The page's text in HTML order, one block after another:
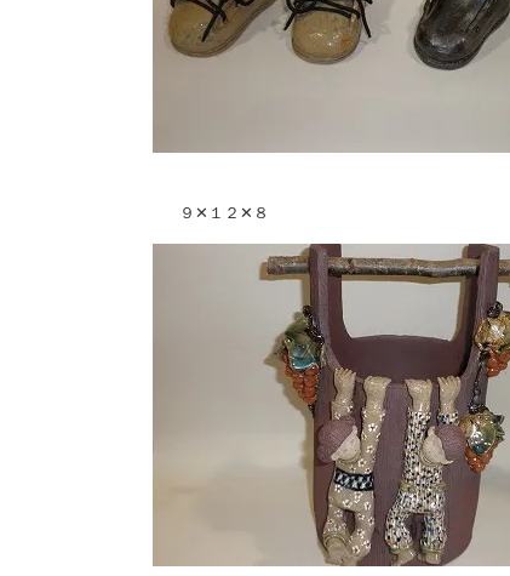
９✕１２✕８